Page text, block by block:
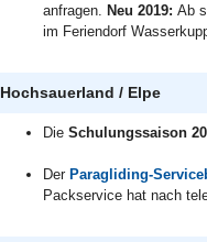
anfragen. Neu 2019: Ab
im Feriendorf
Hochsauerland / Elpe
Die Schulungssaison
Der Paragliding-
Packservice hat nach